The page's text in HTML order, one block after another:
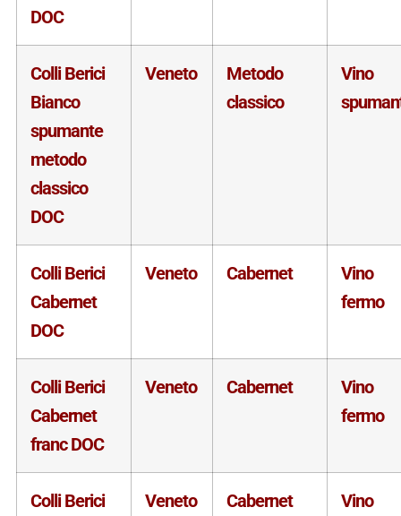
DOC
Colli Berici
Bianco
spumante
metodo
classico
DOC
Veneto
Metodo
classico
Vino
Colli Berici
Cabernet
DOC
Veneto Cabernet
Vino
fermo
Colli Berici
Cabernet
franc DOC
Veneto Cabernet
Vino
fermo
Colli Berici
Veneto Cabernet
Vino